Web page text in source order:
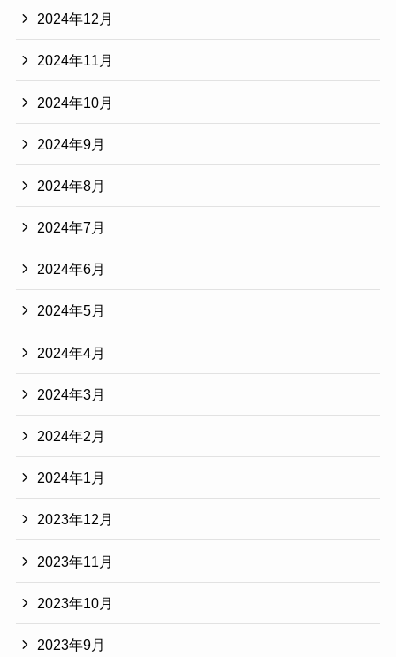
2024年12月
2024年11月
2024年10月
2024年9月
2024年8月
2024年7月
2024年6月
2024年5月
2024年4月
2024年3月
2024年2月
2024年1月
2023年12月
2023年11月
2023年10月
2023年9月